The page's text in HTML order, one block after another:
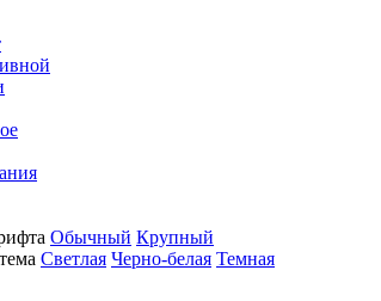
Обычный Крупный
Светлая Черно-белая Темная